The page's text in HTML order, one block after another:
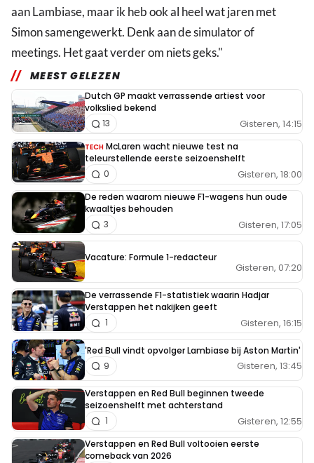
aan Lambiase, maar ik heb ook al heel wat jaren met
Simon samengewerkt. Denk aan de simulator of
meetings. Het gaat verder om niets geks."
MEEST GELEZEN
Dutch GP maakt verrassende artiest voor
volkslied bekend
Gisteren, 14:15
13
TECH McLaren wacht nieuwe test na
teleurstellende eerste seizoenshelft
Gisteren, 18:00
0
De reden waarom nieuwe F1-wagens hun oude
kwaaltjes behouden
Gisteren, 17:05
3
Vacature: Formule 1-redacteur
Gisteren, 07:20
De verrassende F1-statistiek waarin Hadjar
Verstappen het nakijken geeft
Gisteren, 16:15
1
'Red Bull vindt opvolger Lambiase bij Aston Martin'
Gisteren, 13:45
9
Verstappen en Red Bull beginnen tweede
seizoenshelft met achterstand
Gisteren, 12:55
1
Verstappen en Red Bull voltooien eerste
comeback van 2026